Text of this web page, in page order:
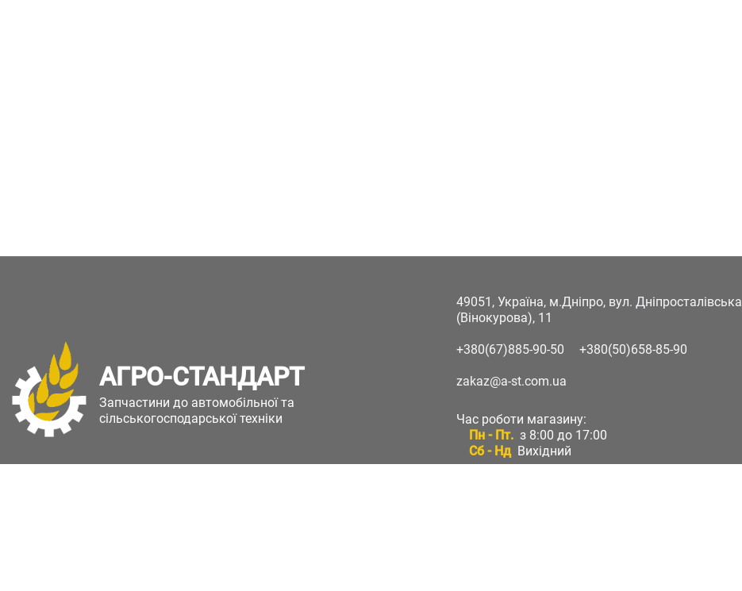
АГРО-СТАНДАРТ
Запчастини до автомобільної та
сільськогосподарської техніки
49051, Україна, м.Дніпро, вул. Дніпросталівська
(Вінокурова), 11
+380(67)885-90-50 +380(50)658-85-90
zakaz@a-st.com.ua
Час роботи магазину:
Пн - Пт. з 8:00 до 17:00
Сб - Нд Вихідний